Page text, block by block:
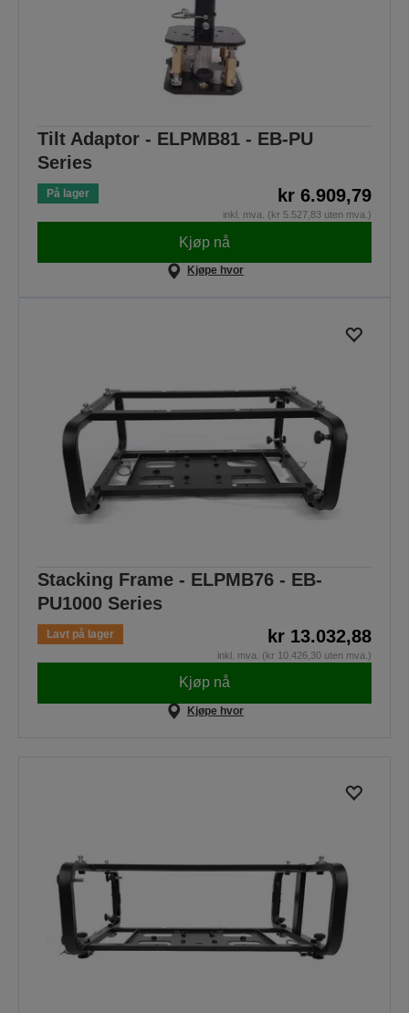
Tilt Adaptor - ELPMB81 - EB-PU
Series
På lager kr 6.909,79
inkl. mva. (kr 5.527,83 uten mva.)
Kjøp nå
Kjøpe hvor
Stacking Frame - ELPMB76 - EB-
PU1000 Series
Lavt på lager kr 13.032,88
inkl. mva. (kr 10.426,30 uten mva.)
Kjøp nå
Kjøpe hvor